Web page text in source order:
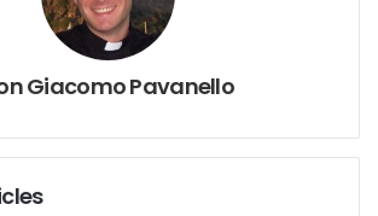
Giacomo Pavanello